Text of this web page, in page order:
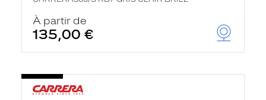
À partir de
135,00 €